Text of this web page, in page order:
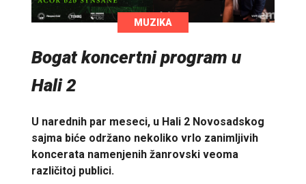
MUZIKA
Bogat koncertni program u
Hali 2
U narednih par meseci, u Hali 2 Novosadskog
sajma biće održano nekoliko vrlo zanimljivih
koncerata namenjenih žanrovski veoma
različitoj publici.